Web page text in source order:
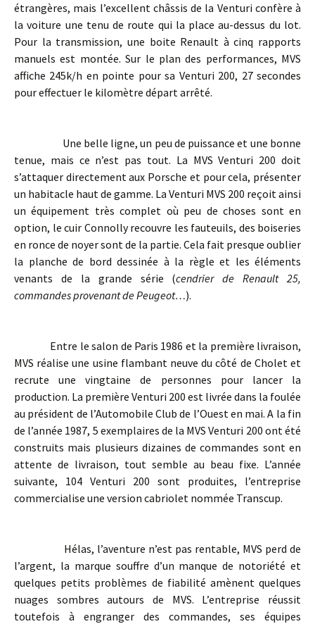
étrangères, mais l’excellent châssis de la Venturi confère à
la voiture une tenu de route qui la place au-dessus du lot.
Pour la transmission, une boite Renault à cinq rapports
manuels est montée. Sur le plan des performances, MVS
affiche 245k/h en pointe pour sa Venturi 200, 27 secondes
pour effectuer le kilomètre départ arrêté.
Une belle ligne, un peu de puissance et une bonne
tenue, mais ce n’est pas tout. La MVS Venturi 200 doit
s’attaquer directement aux Porsche et pour cela, présenter
un habitacle haut de gamme. La Venturi MVS 200 reçoit ainsi
un équipement très complet où peu de choses sont en
option, le cuir Connolly recouvre les fauteuils, des boiseries
en ronce de noyer sont de la partie. Cela fait presque oublier
la planche de bord dessinée à la règle et les éléments
venants de la grande série (cendrier de Renault 25,
commandes provenant de Peugeot…).
Entre le salon de Paris 1986 et la première livraison,
MVS réalise une usine flambant neuve du côté de Cholet et
recrute une vingtaine de personnes pour lancer la
production. La première Venturi 200 est livrée dans la foulée
au président de l’Automobile Club de l’Ouest en mai. A la fin
de l’année 1987, 5 exemplaires de la MVS Venturi 200 ont été
construits mais plusieurs dizaines de commandes sont en
attente de livraison, tout semble au beau fixe. L’année
suivante, 104 Venturi 200 sont produites, l’entreprise
commercialise une version cabriolet nommée Transcup.
Hélas, l’aventure n’est pas rentable, MVS perd de
l’argent, la marque souffre d’un manque de notoriété et
quelques petits problèmes de fiabilité amènent quelques
nuages sombres autours de MVS. L’entreprise réussit
toutefois à engranger des commandes, ses équipes